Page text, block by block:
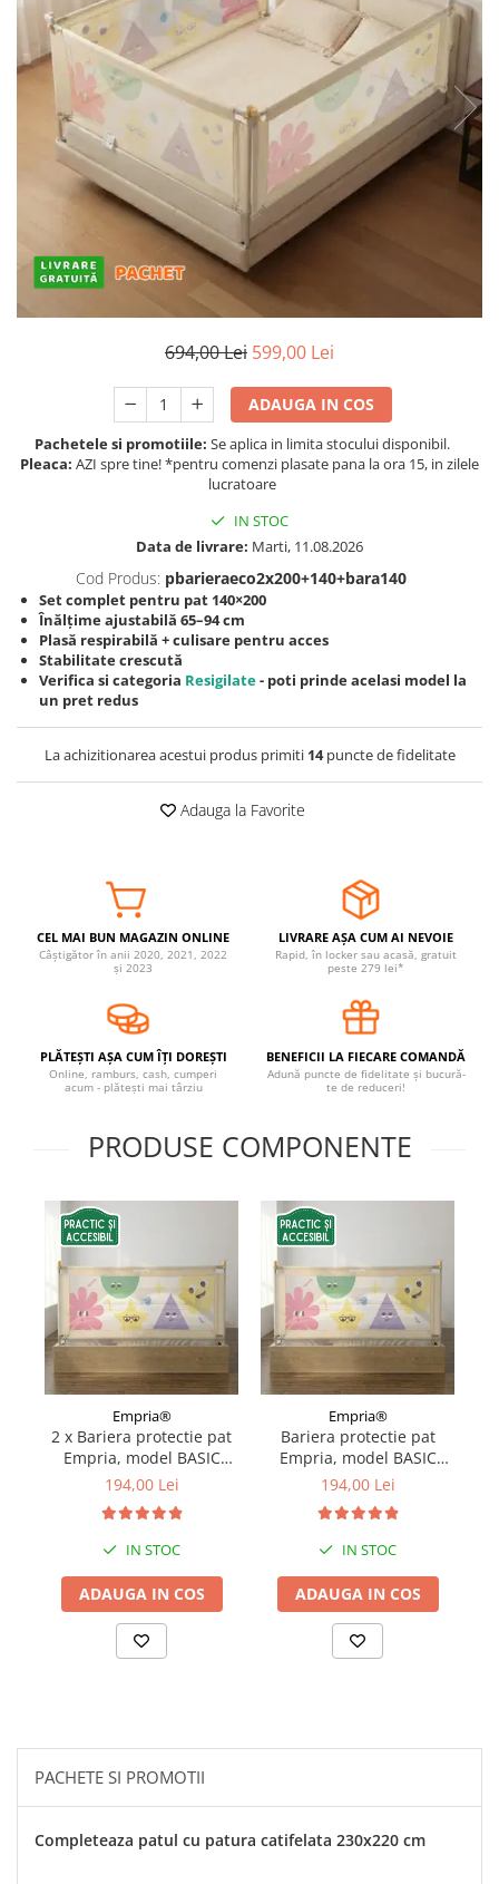
Protectii utile
Poarta siguranta copii
Deflectoare pentru aer conditionat
Protectii exterior
Casti antifonice pentru copii si
bebelusi
Echipament protectie bicicleta si
Accesorii auto copii
Haine & accesorii plaja
Palarii protectie UV
Accesorii plaja
Carucioare si scaune auto
Tarcuri copii / bebelusi
Scaune masa
Ingrijire bebe si mama
Igiena si ingrijire bebelusi
Accesorii bebelusi / nou-nascuti
Perne si saltele bebelusi
Diversificare bebelusi
Jucarii copii si jocuri educative
Jucarii dentitie
Jocuri educative
Covorase ortopedice senzoriale
Cuburi magnetice JollyHeap®
Rechizite scolare
Stikere decorative si covoare
Covorase de joaca
Ingrijire adulti
Siguranta animale companie
Carduri Cadou
Propuneri Cadou
Produse Sub 50 Lei
694,00 Lei 599,00 Lei
ADAUGA IN COS
Pachetele si promotiile: Se aplica in limita stocului disponibil.
Pleaca: AZI spre tine! *pentru comenzi plasate pana la ora 15, in zilele
lucratoare
IN STOC
Data de livrare: Marti, 11.08.2026
Cod Produs: pbarieraeco2x200+140+bara140
Set complet pentru pat 140×200
Înălțime ajustabilă 65–94 cm
Plasă respirabilă + culisare pentru acces
Stabilitate crescută
Verifica si categoria Resigilate- poti prinde acelasi model la
un pret redus
La achizitionarea acestui produs primiti 14puncte de fidelitate
Adauga la Favorite
CEL MAI BUN MAGAZIN ONLINE
Câștigător în anii 2020, 2021, 2022
și 2023
LIVRARE AȘA CUM AI NEVOIE
Rapid, în locker sau acasă, gratuit
peste 279 lei*
PLĂTEȘTI AȘA CUM ÎȚI DOREȘTI
Online, ramburs, cash, cumperi
acum - plătești mai târziu
BENEFICII LA FIECARE COMANDĂ
Adună puncte de fidelitate și bucură-
te de reduceri!
PRODUSE COMPONENTE
Empria®
2 x Bariera protectie pat
Empria, model BASIC
interconectabil, reglabil
ajustabila pana la 94 cm,
Diverse dimensiuni
194,00 Lei
IN STOC
ADAUGA IN COS
Empria®
Bariera protectie pat
Empria, model BASIC
interconectabil, reglabil
ajustabila pana la 94 cm,
lungime 140 cm
194,00 Lei
IN STOC
ADAUGA IN COS
PACHETE SI PROMOTII
Completeaza patul cu patura catifelata 230x220 cm